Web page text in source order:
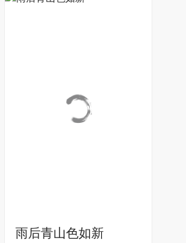
雨后青山色如新